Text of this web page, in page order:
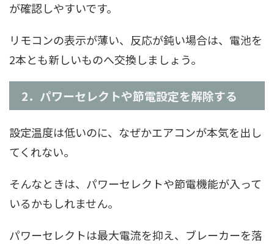
が確認しやすいです。
リモコンの表示が薄い、反応が鈍い場合は、電池を
2本とも新しいものへ交換しましょう。
2．パワーセレクトや節電設定を解除する
設定温度は低いのに、なぜかエアコンが本気を出し
てくれない。
そんなときは、パワーセレクトや節電機能が入って
いるかもしれません。
パワーセレクトは最大電流を抑え、ブレーカーを落